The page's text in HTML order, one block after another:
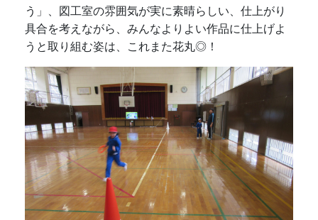
う」、図工室の雰囲気が実に素晴らしい、仕上がり
具合を考えながら、みんなよりよい作品に仕上げよ
うと取り組む姿は、これまた花丸◎！